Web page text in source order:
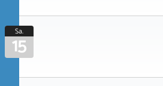
Sa.
15